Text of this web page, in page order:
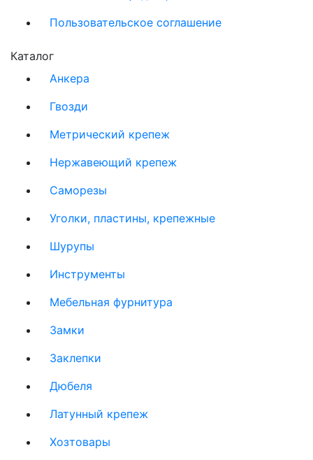
Пользовательское соглашение
Каталог
Анкера
Гвозди
Метрический крепеж
Нержавеющий крепеж
Саморезы
Уголки, пластины, крепежные
Шурупы
Инструменты
Мебельная фурнитура
Замки
Заклепки
Дюбеля
Латунный крепеж
Хозтовары